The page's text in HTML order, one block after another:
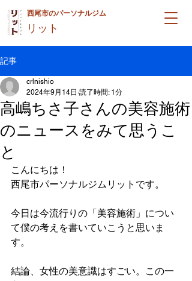
西尾市のパーソナルジム
リット
記事
高嶋ちさ子さんの美容施術
のニュースをみて思うこ
と
crlnishio
2024年9月14日 読了時間: 1分
こんにちは！
西尾市パーソナルジムリットです。
今日は今流行りの「美容施術」につい
て僕の考えを書いていこうと思いま
す。
結論、女性の美意識はすごい。この一